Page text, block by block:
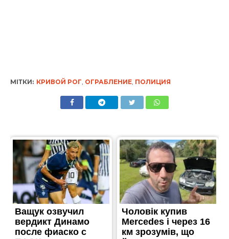
МІТКИ: КРИВОЙ РОГ ОГРАБЛЕНИЕ, ПОЛИЦИЯ